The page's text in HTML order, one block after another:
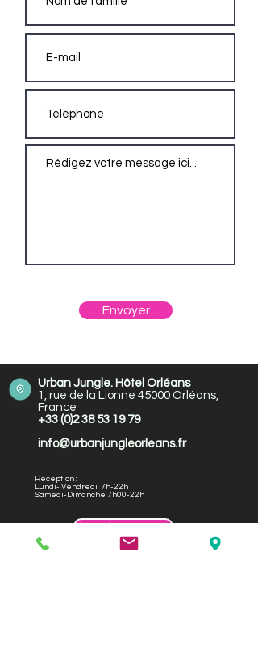
Envoyer
Urban Jungle. Hôtel Orléans
1, rue de la Lionne 45000 Orléans,
France
+33 (0)2 38 53 19 79
info@urbanjungleorleans.fr
Réception :
Lundi- Vendredi 7h-22h
Samedi-Dimanche 7h00-22h
RÉSERVER